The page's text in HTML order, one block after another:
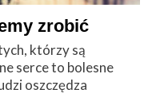
zrobić
którzy są
serce to bolesne
oszczędza